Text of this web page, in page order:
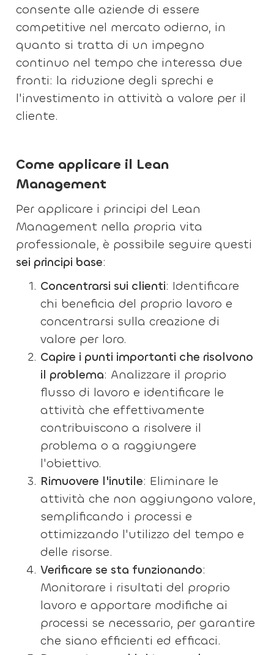
consente alle aziende di essere
competitive nel mercato odierno, in
quanto si tratta di un impegno
continuo nel tempo che interessa due
fronti: la riduzione degli sprechi e
l'investimento in attività a valore per il
cliente.
Come applicare il Lean
Management
Per applicare i principi del Lean
Management nella propria vita
professionale, è possibile seguire questi
sei principi base:
Concentrarsi sui clienti: Identificare
chi beneficia del proprio lavoro e
concentrarsi sulla creazione di
valore per loro.
Capire i punti importanti che risolvono
il problema: Analizzare il proprio
flusso di lavoro e identificare le
attività che effettivamente
contribuiscono a risolvere il
problema o a raggiungere
l'obiettivo.
Rimuovere l'inutile: Eliminare le
attività che non aggiungono valore,
semplificando i processi e
ottimizzando l'utilizzo del tempo e
delle risorse.
Verificare se sta funzionando:
Monitorare i risultati del proprio
lavoro e apportare modifiche ai
processi se necessario, per garantire
che siano efficienti ed efficaci.